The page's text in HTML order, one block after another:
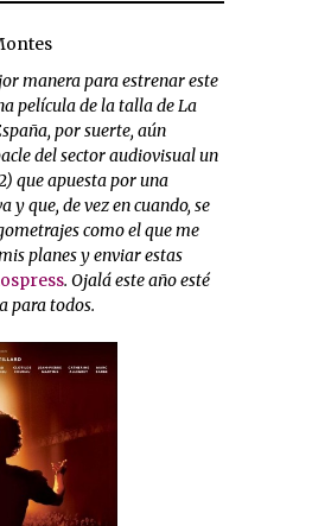
manera para estrenar este
película de la talla de La
por suerte, aún
del sector audiovisual un
que apuesta por una
que, de vez en cuando, se
como el que me
planes y enviar estas
. Ojalá este año esté
para todos.